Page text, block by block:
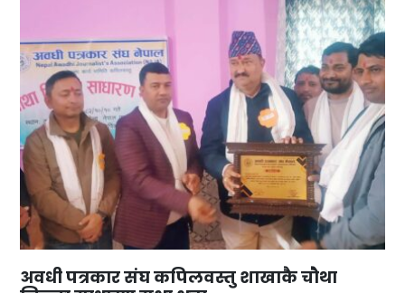
अवधी पत्रकार संघ कपिलवस्तु शाखाकै चौथा